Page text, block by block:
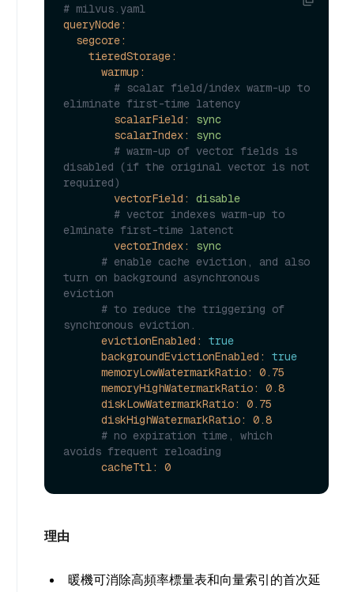
# milvus.yaml
queryNode:
segcore:
tieredStorage:
warmup:
# scalar field/index warm-up to
eliminate first-time latency
scalarField:
sync
scalarIndex:
sync
# warm-up of vector fields is
disabled (if the original vector is not
required)
vectorField:
disable
# vector indexes warm-up to
elminate first-time latenct
vectorIndex:
sync
# enable cache eviction, and also
turn on background asynchronous
eviction
# to reduce the triggering of
synchronous eviction.
evictionEnabled:
true
backgroundEvictionEnabled:
true
memoryLowWatermarkRatio:
0.75
memoryHighWatermarkRatio:
0.8
diskLowWatermarkRatio:
0.75
diskHighWatermarkRatio:
0.8
# no expiration time, which
avoids frequent reloading
cacheTtl:
0
理由
暖機可消除高頻率標量表和向量索引的首次延